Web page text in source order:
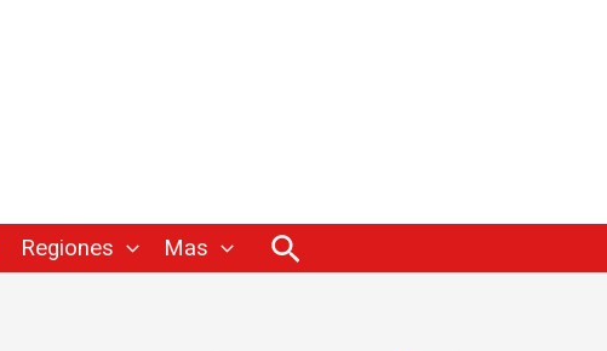
Regiones Mas Buscar